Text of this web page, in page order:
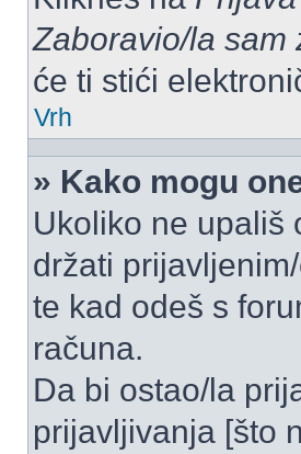
Zaboravio/la sam
će ti stići
Vrh
» Kako mogu
Ukoliko ne upališ
držati
te kad odeš s
računa.
Da bi ostao/la
prijavljivanja [što